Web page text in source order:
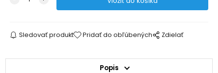
Sledovať produkt Pridať do obľúbených Zdielať
Popis